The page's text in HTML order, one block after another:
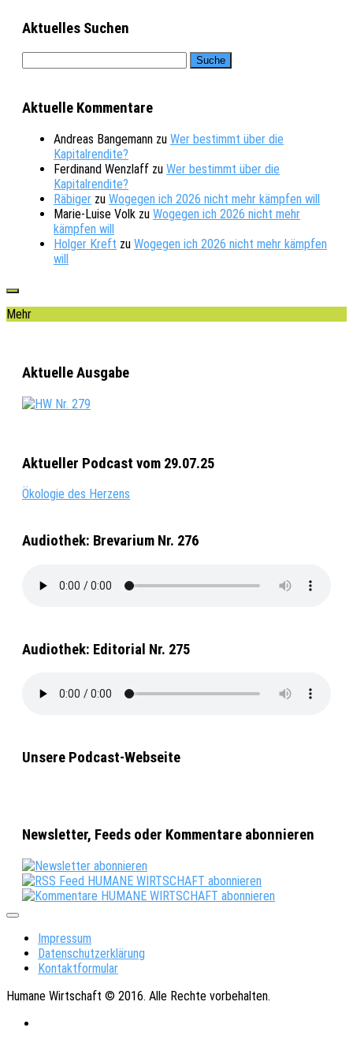
Aktuelles Suchen
Aktuelle Kommentare
Andreas Bangemann zu Wer bestimmt über die
Kapitalrendite?
Ferdinand Wenzlaff zu Wer bestimmt über die
Kapitalrendite?
Räbiger zu Wogegen ich 2026 nicht mehr kämpfen will
Marie-Luise Volk zu Wogegen ich 2026 nicht mehr
kämpfen will
Holger Kreft zu Wogegen ich 2026 nicht mehr kämpfen
will
Mehr
Aktuelle Ausgabe
Aktueller Podcast vom 29.07.25
Ökologie des Herzens
Audiothek: Brevarium Nr. 276
Audiothek: Editorial Nr. 275
Unsere Podcast-Webseite
Newsletter, Feeds oder Kommentare abonnieren
Impressum
Datenschutzerklärung
Kontaktformular
Humane Wirtschaft © 2016. Alle Rechte vorbehalten.